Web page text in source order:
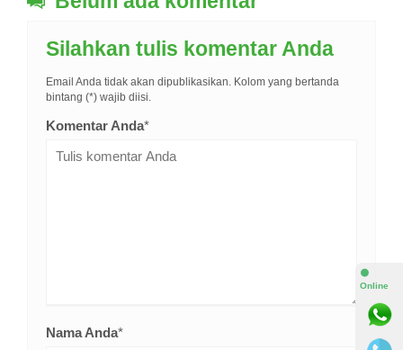
Silahkan tulis komentar Anda
Email Anda tidak akan dipublikasikan. Kolom yang bertanda
bintang (*) wajib diisi.
Komentar Anda*
Nama Anda*
⚫
Online